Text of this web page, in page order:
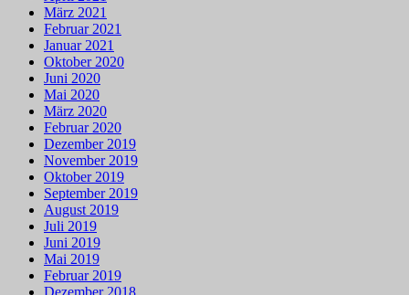
März 2021
Februar 2021
Januar 2021
Oktober 2020
Juni 2020
Mai 2020
März 2020
Februar 2020
Dezember 2019
November 2019
Oktober 2019
September 2019
August 2019
Juli 2019
Juni 2019
Mai 2019
Februar 2019